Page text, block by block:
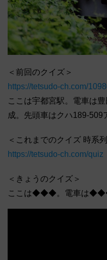
＜前回のクイズ＞
https://tetsudo-ch.com/
ここは宇都宮駅。電車は
成。先頭車はクハ189-509
＜これまでのクイズ 時系
https://tetsudo-ch.com/quiz
＜きょうのクイズ＞
ここは◆◆◆。電車は